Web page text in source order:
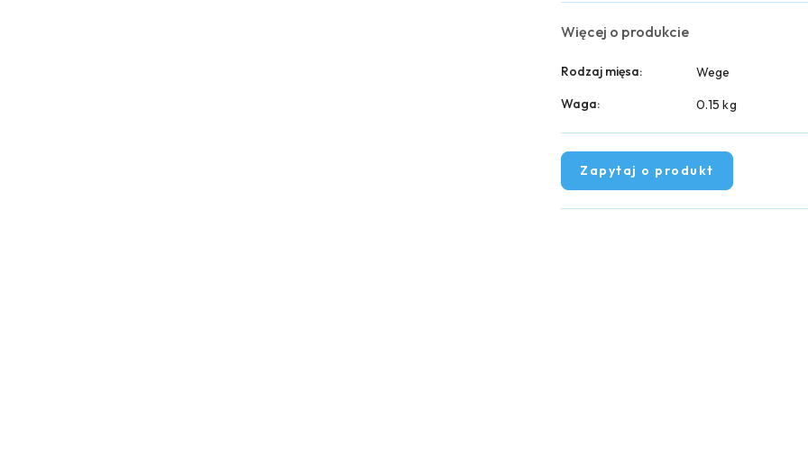
Więcej o produkcie
Rodzaj mięsa:
Wege
Waga:
0.15 kg
Zapytaj o produkt